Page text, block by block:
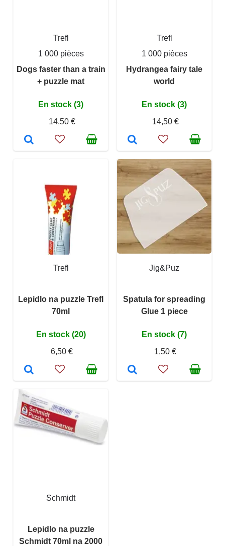
Trefl
1 000 pièces
Dogs faster than a train
+ puzzle mat
En stock (3)
14,50 €
Trefl
1 000 pièces
Hydrangea fairy tale
world
En stock (3)
14,50 €
Trefl
Lepidlo na puzzle Trefl
70ml
En stock (20)
6,50 €
Jig&Puz
Spatula for spreading
Glue 1 piece
En stock (7)
1,50 €
Schmidt
Lepidlo na puzzle
Schmidt 70ml na 2000